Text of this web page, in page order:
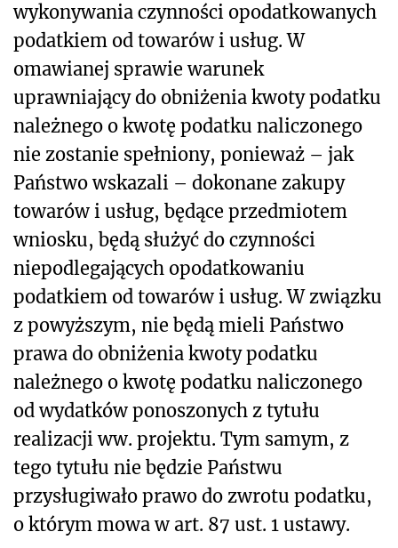
wykonywania czynności opodatkowanych
podatkiem od towarów i usług. W
omawianej sprawie warunek
uprawniający do obniżenia kwoty podatku
należnego o kwotę podatku naliczonego
nie zostanie spełniony, ponieważ – jak
Państwo wskazali – dokonane zakupy
towarów i usług, będące przedmiotem
wniosku, będą służyć do czynności
niepodlegających opodatkowaniu
podatkiem od towarów i usług. W związku
z powyższym, nie będą mieli Państwo
prawa do obniżenia kwoty podatku
należnego o kwotę podatku naliczonego
od wydatków ponoszonych z tytułu
realizacji ww. projektu. Tym samym, z
tego tytułu nie będzie Państwu
przysługiwało prawo do zwrotu podatku,
o którym mowa w art. 87 ust. 1 ustawy.